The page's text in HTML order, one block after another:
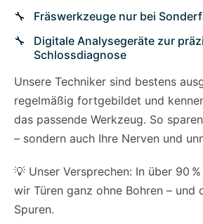
Fräswerkzeuge nur bei
Digitale Analysegeräte zur
Schlossdiagnose
Unsere Techniker sind bestens
regelmäßig fortgebildet und
das passende Werkzeug. So
– sondern auch Ihre Nerven und
💡 Unser Versprechen: In über 90
wir Türen ganz ohne Bohren – und
Spuren.